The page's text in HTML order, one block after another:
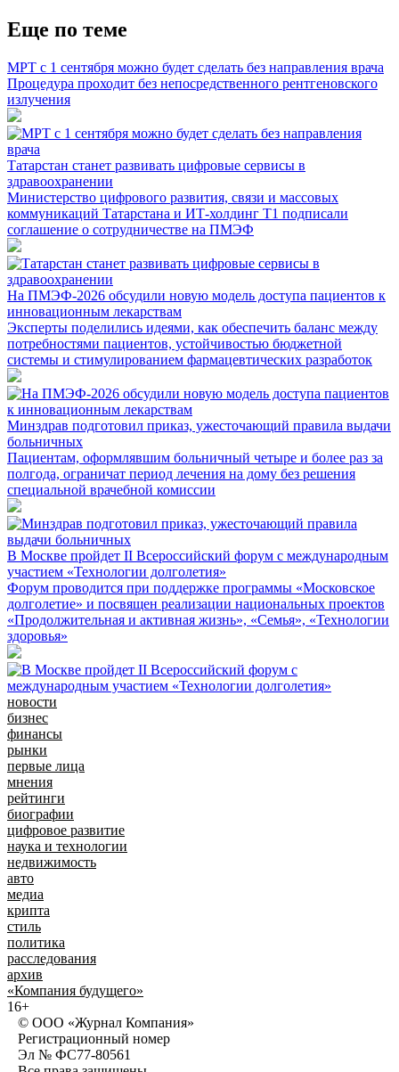
Еще по теме
МРТ с 1 сентября можно будет сделать без направления врача
Процедура проходит без непосредственного рентгеновского
излучения
Татарстан станет развивать цифровые сервисы в
здравоохранении
Министерство цифрового развития, связи и массовых
коммуникаций Татарстана и ИТ-холдинг Т1 подписали
соглашение о сотрудничестве на ПМЭФ
На ПМЭФ-2026 обсудили новую модель доступа пациентов к
инновационным лекарствам
Эксперты поделились идеями, как обеспечить баланс между
потребностями пациентов, устойчивостью бюджетной
системы и стимулированием фармацевтических разработок
Минздрав подготовил приказ, ужесточающий правила выдачи
больничных
Пациентам, оформлявшим больничный четыре и более раз за
полгода, ограничат период лечения на дому без решения
специальной врачебной комиссии
В Москве пройдет II Всероссийский форум с международным
участием «Технологии долголетия»
Форум проводится при поддержке программы «Московское
долголетие» и посвящен реализации национальных проектов
«Продолжительная и активная жизнь», «Семья», «Технологии
здоровья»
новости
бизнес
финансы
рынки
первые лица
мнения
рейтинги
биографии
цифровое развитие
наука и технологии
недвижимость
авто
медиа
крипта
стиль
политика
расследования
архив
«Компания будущего»
16+
© ООО «Журнал Компания»
Регистрационный номер
Эл № ФС77-80561